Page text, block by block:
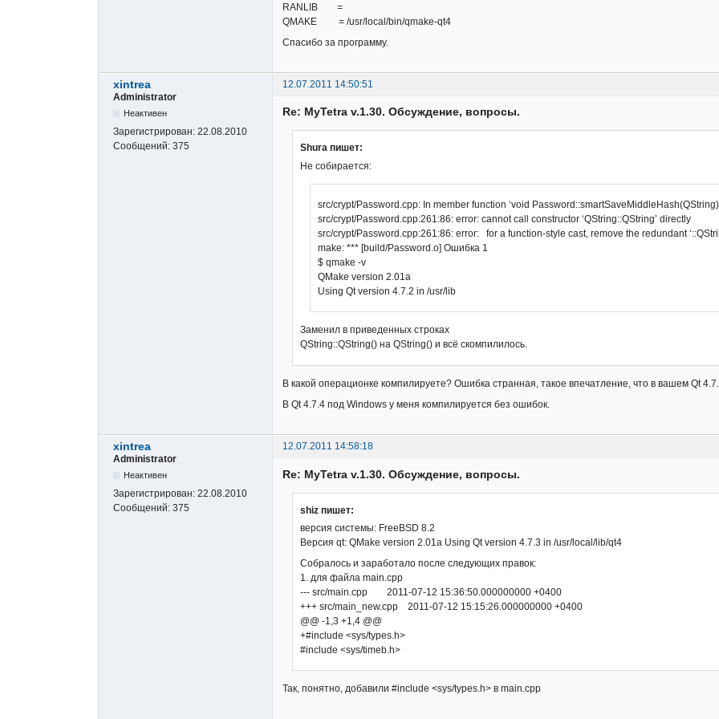
RANLIB =
QMAKE = /usr/local/bin/qmake-qt4
Спасибо за программу.
xintrea
12.07.2011 14:50:51
Administrator
Неактивен
Зарегистрирован: 22.08.2010
Сообщений: 375
Re: MyTetra v.1.30. Обсуждение, вопросы.
Shura пишет:
Не собирается:
src/crypt/Password.cpp: In member function ‘void
src/crypt/Password.cpp:261:86: error: cannot call constructor ‘QString::QString’ directly
src/crypt/Password.cpp:261:86: error: for a function-style cast, remove the redundant
make: *** [build/Password.o] Ошибка 1
$ qmake -v
QMake version 2.01a
Using Qt version 4.7.2 in /usr/lib
Заменил в приведенных строках
QString::QString() на QString() и всё скомпилилось.
В какой операционке компилируете? Ошибка странная, такое впечатление, что в вашем Qt
В Qt 4.7.4 под Windows у меня компилируется без ошибок.
xintrea
12.07.2011 14:58:18
Administrator
Неактивен
Зарегистрирован: 22.08.2010
Сообщений: 375
Re: MyTetra v.1.30. Обсуждение, вопросы.
shiz пишет:
версия системы: FreeBSD 8.2
Версия qt: QMake version 2.01a Using Qt version 4.7.3 in /usr/local/lib/qt4
Собралось и заработало после следующих правок:
1. для файла main.cpp
--- src/main.cpp 2011-07-12 15:36:50.000000000 +0400
+++ src/main_new.cpp 2011-07-12 15:15:26.000000000 +0400
@@ -1,3 +1,4 @@
+#include <sys/types.h>
#include <sys/timeb.h>
Так, понятно, добавили #include <sys/types.h> в main.cpp